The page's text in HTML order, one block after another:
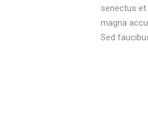
senectus
magna
Sed